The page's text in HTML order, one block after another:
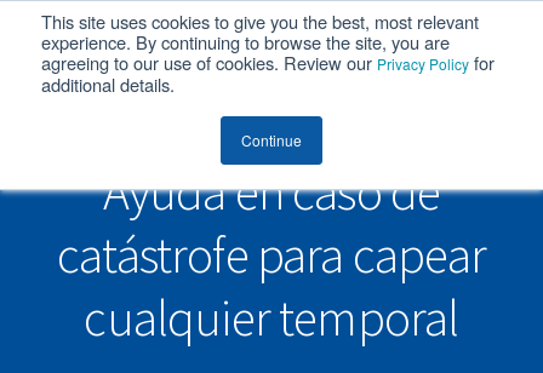
This site uses cookies to give you the best, most relevant
experience. By continuing to browse the site, you are
agreeing to our use of cookies. Review our Privacy Policy for
additional details.
Continue
MENU
Ayuda en caso de
catástrofe para capear
cualquier temporal